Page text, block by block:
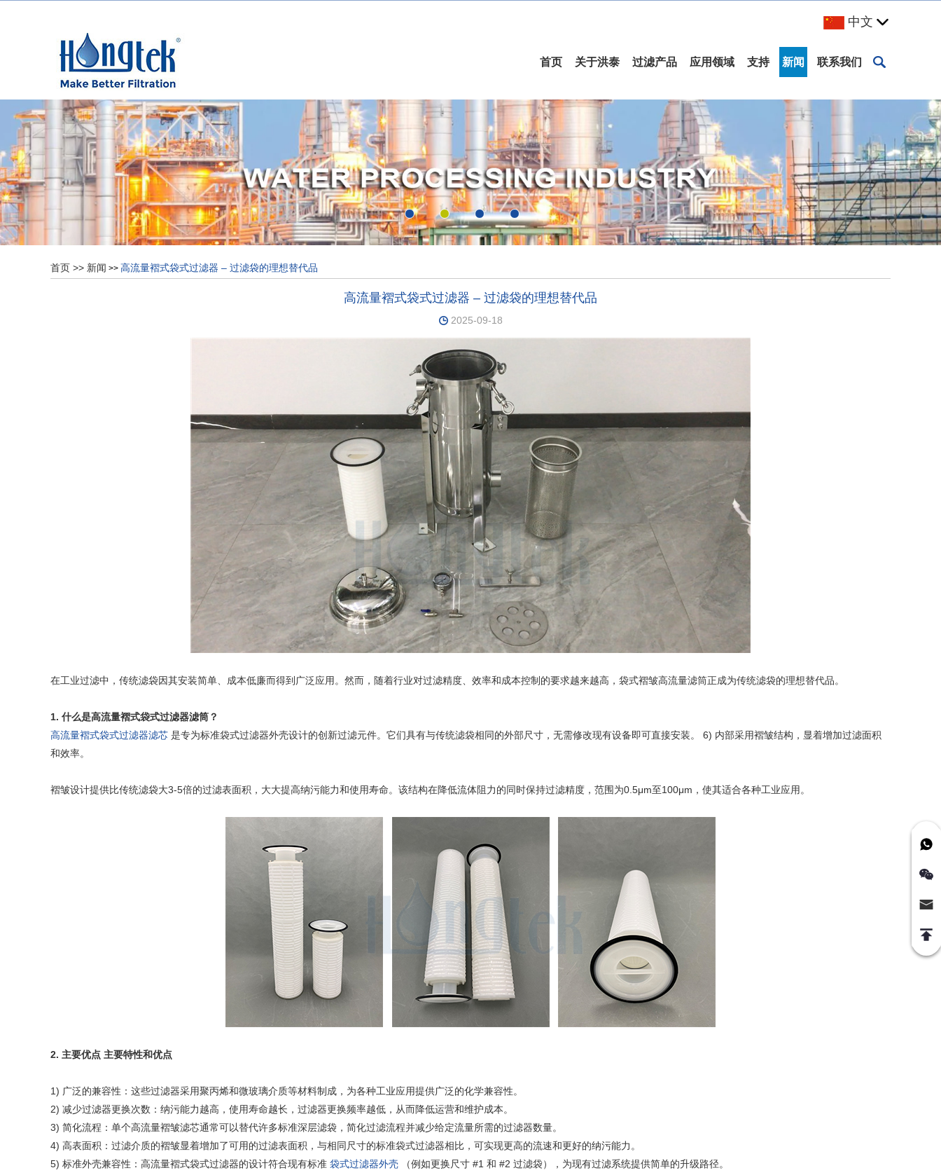
中文
首页 关于洪泰 过滤产品 应用领域 支持 新闻 联系我们
首页 >> 新闻 >> 高流量褶式袋式过滤器 – 过滤袋的理想替代品
高流量褶式袋式过滤器 – 过滤袋的理想替代品
2025-09-18
在工业过滤中，传统滤袋因其安装简单、成本低廉而得到广泛应用。然而，随着行业对过滤精度、效率和成本控制的要求越来越高，袋式褶皱高流量滤筒正成为传统滤袋的理想替代品。
1. 什么是高流量褶式袋式过滤器滤筒？
高流量褶式袋式过滤器滤芯 是专为标准袋式过滤器外壳设计的创新过滤元件。它们具有与传统滤袋相同的外部尺寸，无需修改现有设备即可直接安装。 6) 内部采用褶皱结构，显着增加过滤面积
和效率。
褶皱设计提供比传统滤袋大3-5倍的过滤表面积，大大提高纳污能力和使用寿命。该结构在降低流体阻力的同时保持过滤精度，范围为0.5μm至100μm，使其适合各种工业应用。
2. 主要优点 主要特性和优点
1) 广泛的兼容性：这些过滤器采用聚丙烯和微玻璃介质等材料制成，为各种工业应用提供广泛的化学兼容性。
2) 减少过滤器更换次数：纳污能力越高，使用寿命越长，过滤器更换频率越低，从而降低运营和维护成本。
3) 简化流程：单个高流量褶皱滤芯通常可以替代许多标准深层滤袋，简化过滤流程并减少给定流量所需的过滤器数量。
4) 高表面积：过滤介质的褶皱显着增加了可用的过滤表面积，与相同尺寸的标准袋式过滤器相比，可实现更高的流速和更好的纳污能力。
5) 标准外壳兼容性：高流量褶式袋式过滤器的设计符合现有标准 袋式过滤器外壳 （例如更换尺寸 #1 和 #2 过滤袋），为现有过滤系统提供简单的升级路径。